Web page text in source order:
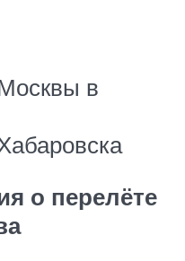
в
о перелёте